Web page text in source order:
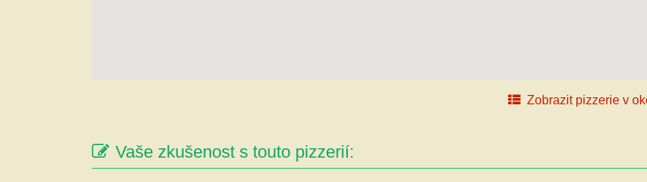
Zobrazit pizzerie v
Vaše zkušenost s touto pizzerií: